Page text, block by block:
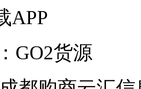
APP
GO2货源